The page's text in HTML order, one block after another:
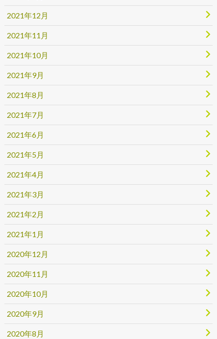
2021年12月
2021年11月
2021年10月
2021年9月
2021年8月
2021年7月
2021年6月
2021年5月
2021年4月
2021年3月
2021年2月
2021年1月
2020年12月
2020年11月
2020年10月
2020年9月
2020年8月